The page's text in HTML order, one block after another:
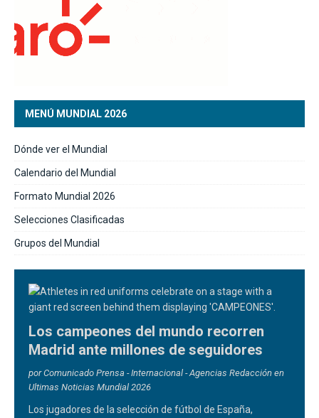
MENÚ MUNDIAL 2026
Dónde ver el Mundial
Calendario del Mundial
Formato Mundial 2026
Selecciones Clasificadas
Grupos del Mundial
Los campeones del mundo recorren
Madrid ante millones de seguidores
por Comunicado Prensa - Internacional - Agencias Redacción en
Ultimas Noticias Mundial 2026
Los jugadores de la selección de fútbol de España,